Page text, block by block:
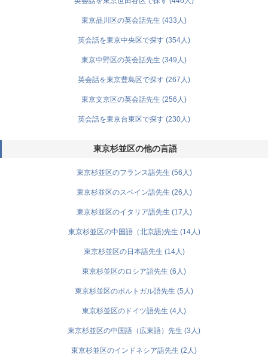
東京品川区の英会話先生 (433人)
英会話を東京中央区で探す (354人)
東京中野区の英会話先生 (349人)
英会話を東京豊島区で探す (267人)
東京文京区の英会話先生 (256人)
英会話を東京台東区で探す (230人)
東京杉並区の他の言語
東京杉並区のフランス語先生 (56人)
東京杉並区のスペイン語先生 (26人)
東京杉並区のイタリア語先生 (17人)
東京杉並区の中国語（北京語)先生 (14人)
東京杉並区の日本語先生 (14人)
東京杉並区のロシア語先生 (6人)
東京杉並区のポルトガル語先生 (5人)
東京杉並区のドイツ語先生 (4人)
東京杉並区の中国語（広東語）先生 (3人)
東京杉並区のインドネシア語先生 (2人)